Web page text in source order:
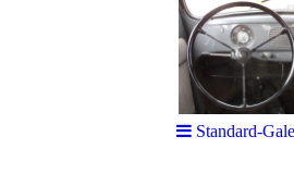
Standard-